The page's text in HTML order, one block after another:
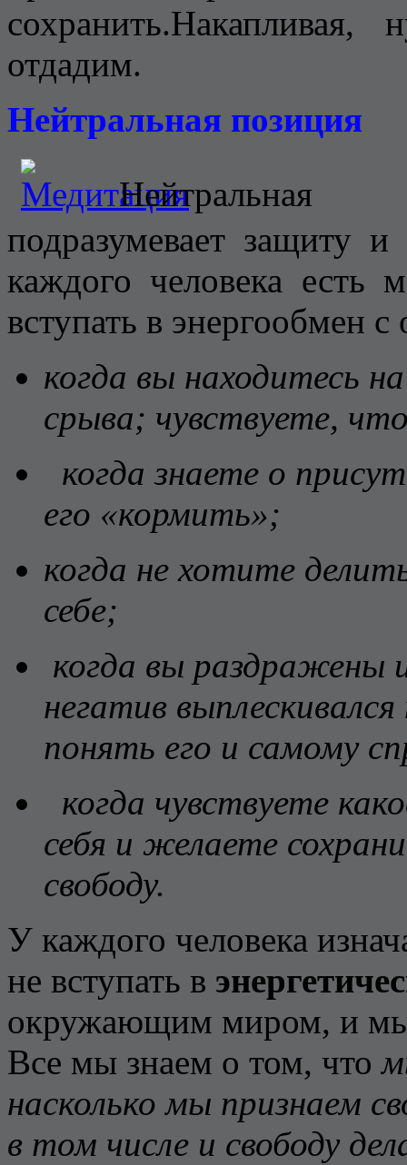
отдадим.
Нейтральная позиция
Нейтральная
подразумевает защиту
каждого человека
вступать в
когда вы находитесь
срыва; чувствуете,
когда знаете о
его «кормить»;
когда не хотите
себе;
когда вы
негатив
понять его и самому
когда чувствуете
себя и желаете
свободу.
У каждого человека
не вступать в
окружающим миром, и мы
Все мы знаем о том, что
насколько мы признаем
в том числе и свободу